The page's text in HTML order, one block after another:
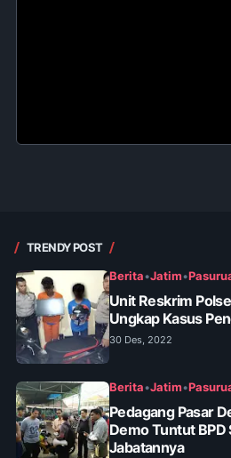
TRENDY POST
Berita•Jatim•
Unit Reskrim
Ungkap Kasus
30 Des, 2022
Berita•Jatim•
Pedagang Pasar
Demo Tuntut
Jabatannya